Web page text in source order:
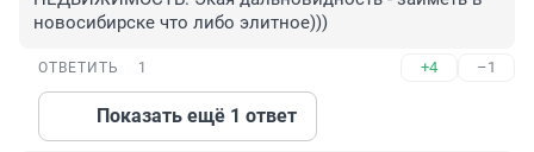
новосибирске что либо элитное)))
ОТВЕТИТЬ 1 +4 –1
Показать ещё 1 ответ